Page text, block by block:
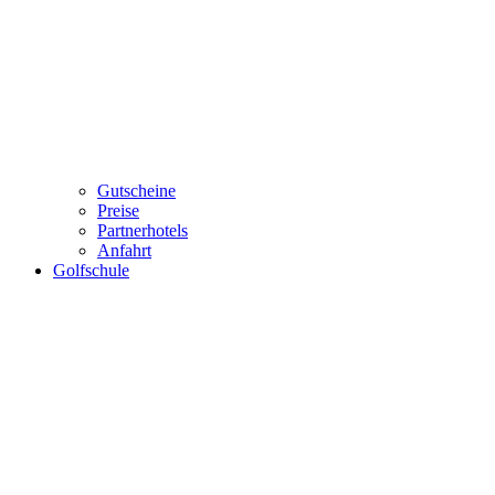
Gutscheine
Preise
Partnerhotels
Anfahrt
Golfschule